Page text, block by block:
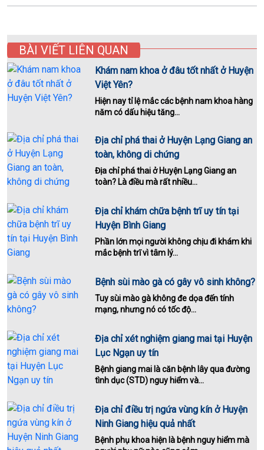
BÀI VIẾT LIÊN QUAN
Khám nam khoa ở đâu tốt nhất ở Huyện
Việt Yên?
Hiện nay tỉ lệ mắc các bệnh nam khoa hàng
năm có dấu hiệu tăng...
Địa chỉ phá thai ở Huyện Lạng Giang an
toàn, không di chứng
Địa chỉ phá thai ở Huyện Lạng Giang an
toàn? Là điều mà rất nhiều...
Địa chỉ khám chữa bệnh trĩ uy tín tại
Huyện Bình Giang
Phần lớn mọi người không chịu đi khám khi
mắc bệnh trĩ vì tâm lý...
Bệnh sùi mào gà có gây vô sinh không?
Tuy sùi mào gà không đe dọa đến tính
mạng, nhưng nó có tốc độ...
Địa chỉ xét nghiệm giang mai tại Huyện
Lục Ngạn uy tín
Bệnh giang mai là căn bệnh lây qua đường
tình dục (STD) nguy hiểm và...
Địa chỉ điều trị ngứa vùng kín ở Huyện
Ninh Giang hiệu quả nhất
Bệnh phụ khoa hiện là bệnh nguy hiểm mà